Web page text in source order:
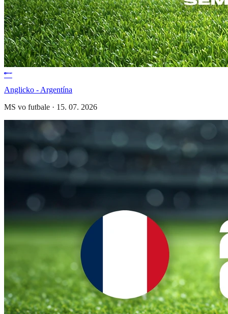
Anglicko - Argentína
MS vo futbale · 15. 07. 2026